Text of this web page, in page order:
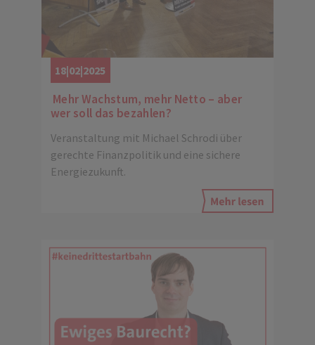
18|02|2025
Mehr Wachstum, mehr Netto – aber
wer soll das bezahlen?
Veranstaltung mit Michael Schrodi über
gerechte Finanzpolitik und eine sichere
Energiezukunft.